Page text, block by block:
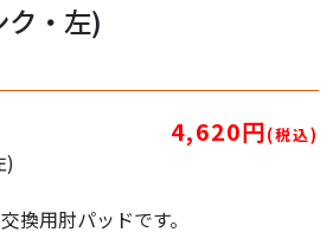
・左)
4,620円(税込)
)
換用肘パッドです。